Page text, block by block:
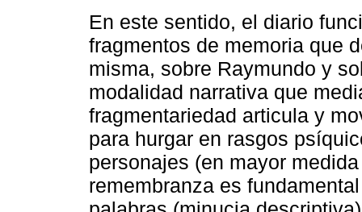
En este sentido, el diario
fragmentos de memoria que
misma, sobre Raymundo y
modalidad narrativa que
fragmentariedad articula y
para hurgar en rasgos
personajes (en mayor
remembranza es